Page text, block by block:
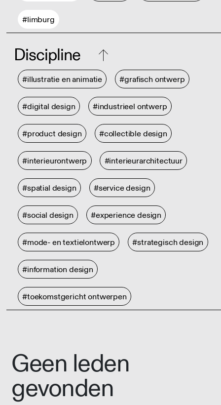
#limburg
Discipline
#illustratie en animatie #grafisch ontwerp
#digital design #industrieel ontwerp
#product design #collectible design
#interieurontwerp #interieurarchitectuur
#spatial design #service design
#social design #experience design
#mode- en textielontwerp #strategisch design
#information design
#toekomstgericht ontwerpen
Geen leden
gevonden